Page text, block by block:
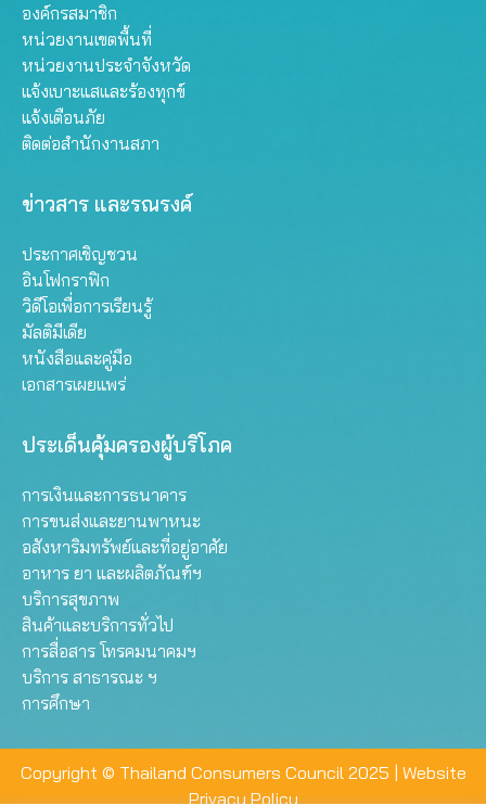
องค์กรสมาชิก
หน่วยงานเขตพื้นที่
หน่วยงานประจำจังหวัด
แจ้งเบาะแสและร้องทุกข์
แจ้งเตือนภัย
ติดต่อสำนักงานสภา
ข่าวสาร และรณรงค์
ประกาศเชิญชวน
อินโฟกราฟิก
วิดีโอเพื่อการเรียนรู้
มัลติมีเดีย
หนังสือและคู่มือ
เอกสารเผยแพร่
ประเด็นคุ้มครองผู้บริโภค
การเงินและการธนาคาร
การขนส่งและยานพาหนะ
อสังหาริมทรัพย์และที่อยู่อาศัย
อาหาร ยา และผลิตภัณฑ์ฯ
บริการสุขภาพ
สินค้าและบริการทั่วไป
การสื่อสาร โทรคมนาคมฯ
บริการ สาธารณะ ฯ
การศึกษา
Copyright © Thailand Consumers Council 2025 | Website
Privacy Policy